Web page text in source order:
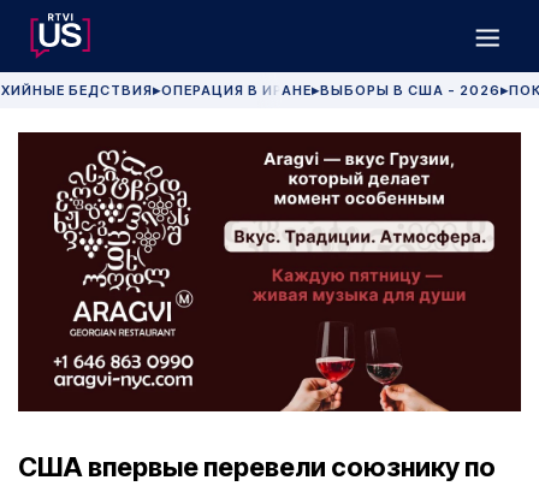
БЕДСТВИЯ▶ОПЕРАЦИЯ В ИРАНЕ▶ВЫБОРЫ В США - 2026 ▶
США впервые перевели союзнику по